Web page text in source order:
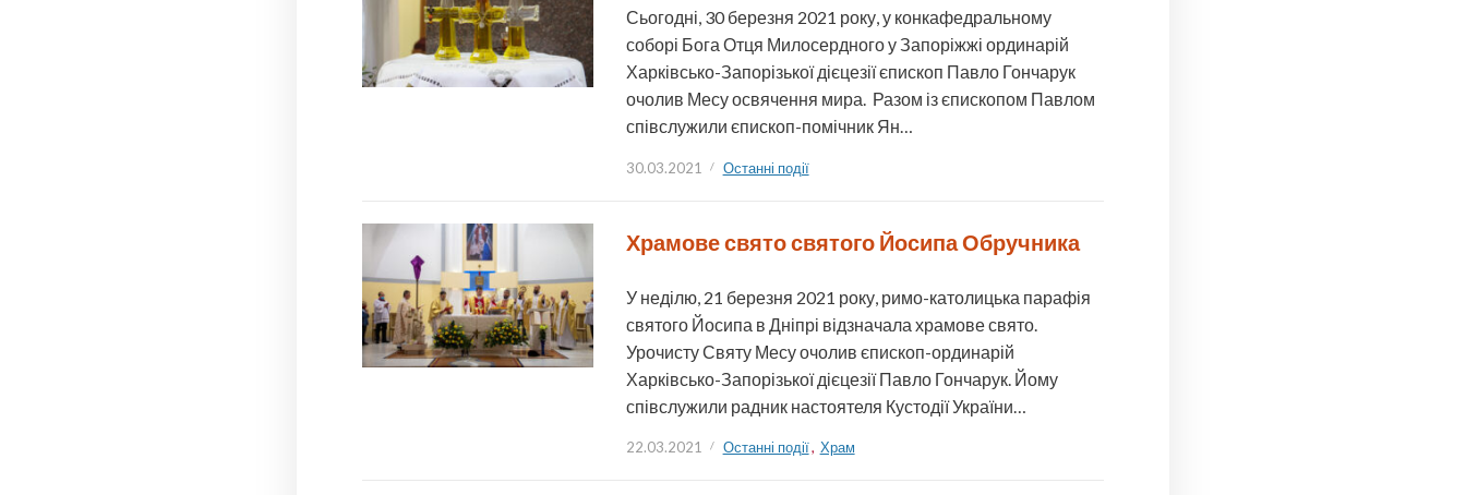
Сьогодні, 30 березня 2021 року, у конкафедральному
соборі Бога Отця Милосердного у Запоріжжі ординарій
Харківсько-Запорізької дієцезії єпископ Павло Гончарук
очолив Месу освячення мира. Разом із єпископом Павлом
співслужили єпископ-помічник Ян…
30.03.2021 Останні події
Храмове свято святого Йосипа Обручника
У неділю, 21 березня 2021 року, римо-католицька парафія
святого Йосипа в Дніпрі відзначала храмове свято.
Урочисту Святу Месу очолив єпископ-ординарій
Харківсько-Запорізької дієцезії Павло Гончарук. Йому
співслужили радник настоятеля Кустодії України…
22.03.2021 Останні події, Храм